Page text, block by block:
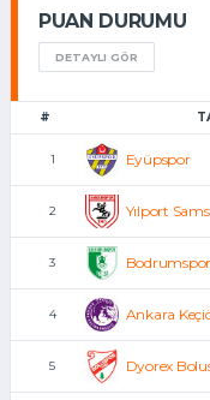
PUAN DURUMU
DETAYLI GÖR
#
1 Eyüpspor
2 Yılport
3 Bodrumspor
4 Ankara
5 Dyorex